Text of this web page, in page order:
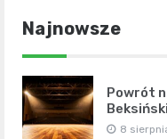
Najnowsze
Powrót
8